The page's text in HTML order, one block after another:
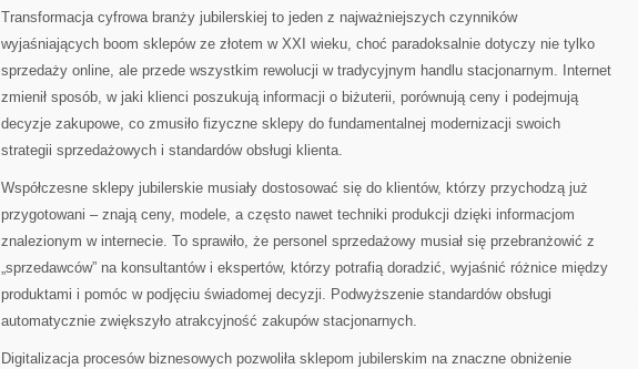
Transformacja cyfrowa branży jubilerskiej to jeden z najważniejszych czynników
wyjaśniających boom sklepów ze złotem w XXI wieku, choć paradoksalnie dotyczy nie tylko
sprzedaży online, ale przede wszystkim rewolucji w tradycyjnym handlu stacjonarnym. Internet
zmienił sposób, w jaki klienci poszukują informacji o biżuterii, porównują ceny i podejmują
decyzje zakupowe, co zmusiło fizyczne sklepy do fundamentalnej modernizacji swoich
strategii sprzedażowych i standardów obsługi klienta.
Współczesne sklepy jubilerskie musiały dostosować się do klientów, którzy przychodzą już
przygotowani – znają ceny, modele, a często nawet techniki produkcji dzięki informacjom
znalezionym w internecie. To sprawiło, że personel sprzedażowy musiał się przebranżowić z
„sprzedawców” na konsultantów i ekspertów, którzy potrafią doradzić, wyjaśnić różnice między
produktami i pomóc w podjęciu świadomej decyzji. Podwyższenie standardów obsługi
automatycznie zwiększyło atrakcyjność zakupów stacjonarnych.
Digitalizacja procesów biznesowych pozwoliła sklepom jubilerskim na znaczne obniżenie